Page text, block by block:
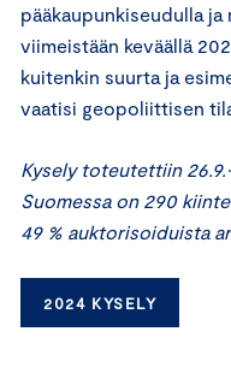
pääkaupunkiseudulla ja
viimeistään keväällä
kuitenkin suurta ja
vaatisi geopoliittisen
Kysely toteutettiin
Suomessa on 290
49 % auktorisoiduista
2024 KYSELY